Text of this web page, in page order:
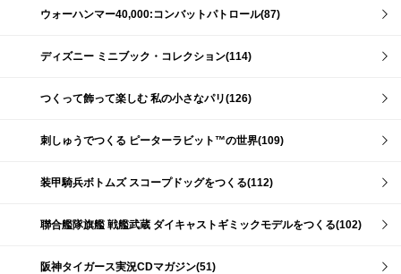
ウォーハンマー40,000:コンバットパトロール(87)
ディズニー ミニブック・コレクション(114)
つくって飾って楽しむ 私の小さなパリ(126)
刺しゅうでつくる ピーターラビット™の世界(109)
装甲騎兵ボトムズ スコープドッグをつくる(112)
聯合艦隊旗艦 戦艦武蔵 ダイキャストギミックモデルをつくる(102)
阪神タイガース実況CDマガジン(51)